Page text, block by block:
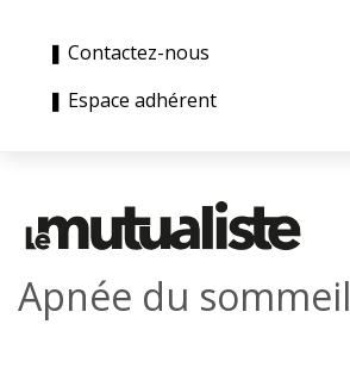
❚ Contactez-nous
❚ Espace adhérent
Apnée du sommeil